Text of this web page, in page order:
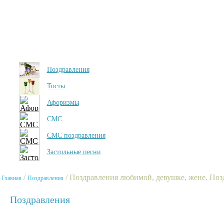
Поздравления
Тосты
Афоризмы
СМС
СМС поздравления
Застольные песни
Главная / Поздравления / Поздравления любимой, девушке, жене.
Поздравления